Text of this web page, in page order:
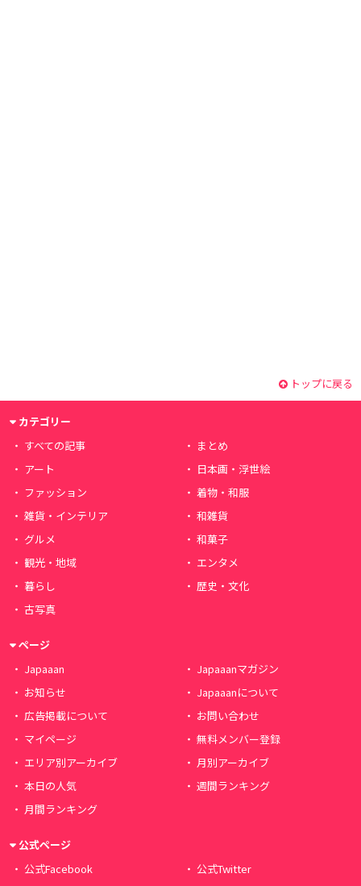
トップに戻る
カテゴリー
すべての記事
まとめ
アート
日本画・浮世絵
ファッション
着物・和服
雑貨・インテリア
和雑貨
グルメ
和菓子
観光・地域
エンタメ
暮らし
歴史・文化
古写真
ページ
Japaaan
Japaaanマガジン
お知らせ
Japaaanについて
広告掲載について
お問い合わせ
マイページ
無料メンバー登録
エリア別アーカイブ
月別アーカイブ
本日の人気
週間ランキング
月間ランキング
公式ページ
公式Facebook
公式Twitter